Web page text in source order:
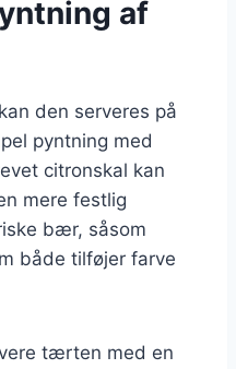
af
den serveres på
pyntning med
citronskal kan
mere festlig
bær, såsom
både tilføjer farve
tærten med en